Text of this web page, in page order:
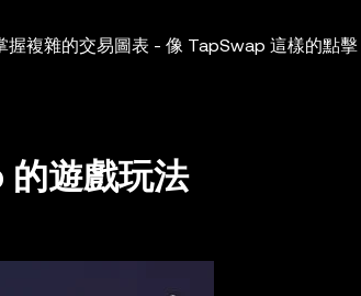
複雜的交易圖表 - 像 TapSwap 這樣的點擊
遊戲玩法